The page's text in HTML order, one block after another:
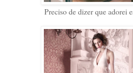
Preciso de dizer que adorei